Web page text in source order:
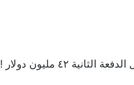
الكارثة أن المفوصية صرحت بأن